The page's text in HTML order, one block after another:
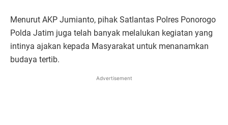
Menurut AKP Jumianto, pihak Satlantas Polres Ponorogo
Polda Jatim juga telah banyak melalukan kegiatan yang
intinya ajakan kepada Masyarakat untuk menanamkan
budaya tertib.
Advertisement